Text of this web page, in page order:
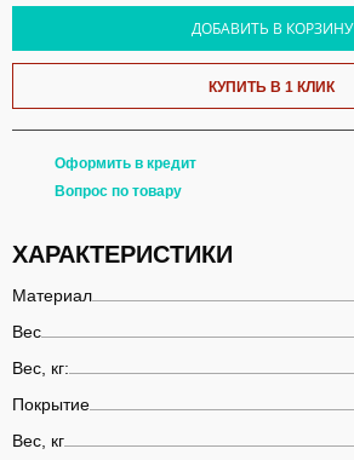
ДОБАВИТЬ В КОРЗИНУ
КУПИТЬ В 1 КЛИК
Оформить в кредит
Вопрос по товару
ХАРАКТЕРИСТИКИ
Материал
Вес
Вес, кг:
Покрытие
Вес, кг